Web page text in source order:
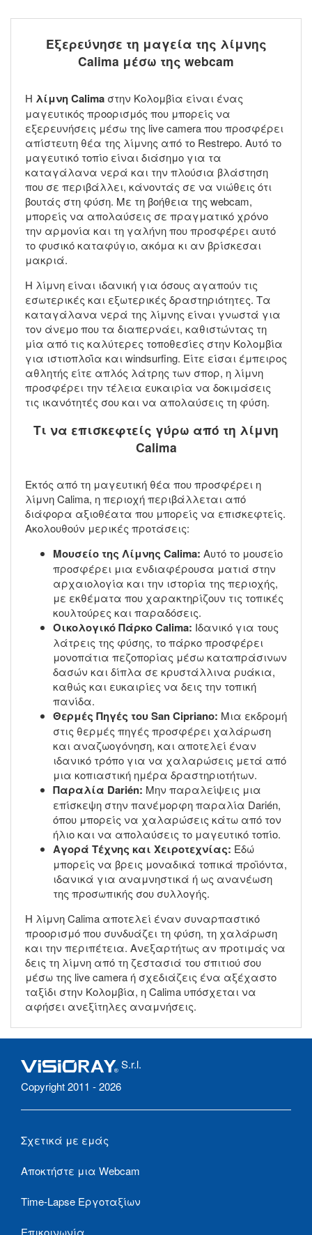
Εξερεύνησε τη μαγεία της λίμνης
Calima μέσω της webcam
Η λίμνη Calima στην Κολομβία είναι ένας
μαγευτικός προορισμός που μπορείς να
εξερευνήσεις μέσω της live camera που προσφέρει
απίστευτη θέα της λίμνης από το Restrepo. Αυτό το
μαγευτικό τοπίο είναι διάσημο για τα
καταγάλανα νερά και την πλούσια βλάστηση
που σε περιβάλλει, κάνοντάς σε να νιώθεις ότι
βουτάς στη φύση. Με τη βοήθεια της webcam,
μπορείς να απολαύσεις σε πραγματικό χρόνο
την αρμονία και τη γαλήνη που προσφέρει αυτό
το φυσικό καταφύγιο, ακόμα κι αν βρίσκεσαι
μακριά.
Η λίμνη είναι ιδανική για όσους αγαπούν τις
εσωτερικές και εξωτερικές δραστηριότητες. Τα
καταγάλανα νερά της λίμνης είναι γνωστά για
τον άνεμο που τα διαπερνάει, καθιστώντας τη
μία από τις καλύτερες τοποθεσίες στην Κολομβία
για ιστιοπλοΐα και windsurfing. Είτε είσαι έμπειρος
αθλητής είτε απλός λάτρης των σπορ, η λίμνη
προσφέρει την τέλεια ευκαιρία να δοκιμάσεις
τις ικανότητές σου και να απολαύσεις τη φύση.
Τι να επισκεφτείς γύρω από τη λίμνη
Calima
Εκτός από τη μαγευτική θέα που προσφέρει η
λίμνη Calima, η περιοχή περιβάλλεται από
διάφορα αξιοθέατα που μπορείς να επισκεφτείς.
Ακολουθούν μερικές προτάσεις:
Μουσείο της Λίμνης Calima: Αυτό το μουσείο
προσφέρει μια ενδιαφέρουσα ματιά στην
αρχαιολογία και την ιστορία της περιοχής,
με εκθέματα που χαρακτηρίζουν τις τοπικές
κουλτούρες και παραδόσεις.
Οικολογικό Πάρκο Calima: Ιδανικό για τους
λάτρεις της φύσης, το πάρκο προσφέρει
μονοπάτια πεζοπορίας μέσω καταπράσινων
δασών και δίπλα σε κρυστάλλινα ρυάκια,
καθώς και ευκαιρίες να δεις την τοπική
πανίδα.
Θερμές Πηγές του San Cipriano: Μια εκδρομή
στις θερμές πηγές προσφέρει χαλάρωση
και αναζωογόνηση, και αποτελεί έναν
ιδανικό τρόπο για να χαλαρώσεις μετά από
μια κοπιαστική ημέρα δραστηριοτήτων.
Παραλία Darién: Μην παραλείψεις μια
επίσκεψη στην πανέμορφη παραλία Darién,
όπου μπορείς να χαλαρώσεις κάτω από τον
ήλιο και να απολαύσεις το μαγευτικό τοπίο.
Αγορά Τέχνης και Χειροτεχνίας: Εδώ
μπορείς να βρεις μοναδικά τοπικά προϊόντα,
ιδανικά για αναμνηστικά ή ως ανανέωση
της προσωπικής σου συλλογής.
Η λίμνη Calima αποτελεί έναν συναρπαστικό
προορισμό που συνδυάζει τη φύση, τη χαλάρωση
και την περιπέτεια. Ανεξαρτήτως αν προτιμάς να
δεις τη λίμνη από τη ζεστασιά του σπιτιού σου
μέσω της live camera ή σχεδιάζεις ένα αξέχαστο
ταξίδι στην Κολομβία, η Calima υπόσχεται να
αφήσει ανεξίτηλες αναμνήσεις.
S.r.l.
Copyright 2011 - 2026
Σχετικά με εμάς
Αποκτήστε μια Webcam
Time-Lapse Εργοταξίων